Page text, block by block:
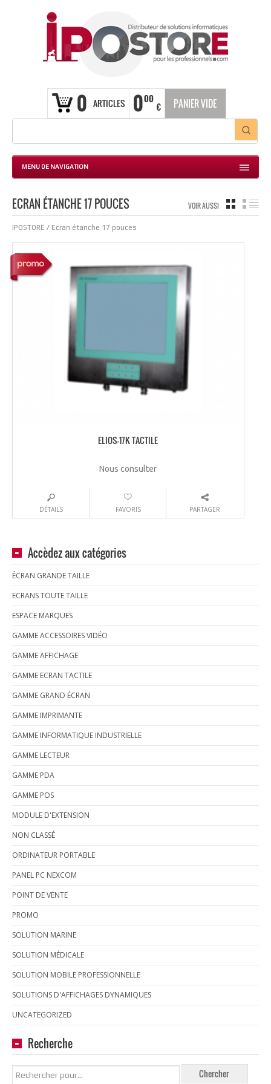
0 ARTICLES 000
€ PANIER VIDE
MENU DE NAVIGATION
ECRAN ÉTANCHE 17 POUCES VOIR AUSSI GRILLE
IPOSTORE / Ecran étanche 17 pouces
ELIOS-17K TACTILE
Nous consulter
DÉTAILS FAVORIS PARTAGER
Accèdez aux catégories
ÉCRAN GRANDE TAILLE
ECRANS TOUTE TAILLE
ESPACE MARQUES
GAMME ACCESSOIRES VIDÉO
GAMME AFFICHAGE
GAMME ECRAN TACTILE
GAMME GRAND ÉCRAN
GAMME IMPRIMANTE
GAMME INFORMATIQUE INDUSTRIELLE
GAMME LECTEUR
GAMME PDA
GAMME POS
MODULE D'EXTENSION
NON CLASSÉ
ORDINATEUR PORTABLE
PANEL PC NEXCOM
POINT DE VENTE
PROMO
SOLUTION MARINE
SOLUTION MÉDICALE
SOLUTION MOBILE PROFESSIONNELLE
SOLUTIONS D'AFFICHAGES DYNAMIQUES
UNCATEGORIZED
Recherche